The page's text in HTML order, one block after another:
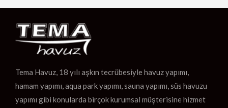
Tema Havuz, 18 yılı aşkın tecrübesiyle havuz yapımı,
hamam yapımı, aqua park yapımı, sauna yapımı, süs havuzu
yapımı gibi konularda birçok kurumsal müşterisine hizmet